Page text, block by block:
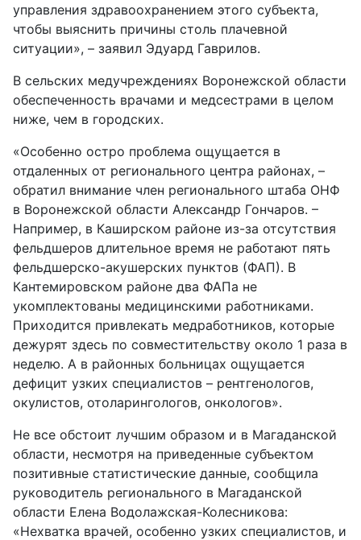
управления здравоохранением этого субъекта,
чтобы выяснить причины столь плачевной
ситуации», – заявил Эдуард Гаврилов.
В сельских медучреждениях Воронежской области
обеспеченность врачами и медсестрами в целом
ниже, чем в городских.
«Особенно остро проблема ощущается в
отдаленных от регионального центра районах, –
обратил внимание член регионального штаба ОНФ
в Воронежской области Александр Гончаров. –
Например, в Каширском районе из-за отсутствия
фельдшеров длительное время не работают пять
фельдшерско-акушерских пунктов (ФАП). В
Кантемировском районе два ФАПа не
укомплектованы медицинскими работниками.
Приходится привлекать медработников, которые
дежурят здесь по совместительству около 1 раза в
неделю. А в районных больницах ощущается
дефицит узких специалистов – рентгенологов,
окулистов, отоларингологов, онкологов».
Не все обстоит лучшим образом и в Магаданской
области, несмотря на приведенные субъектом
позитивные статистические данные, сообщила
руководитель регионального в Магаданской
области Елена Водолажская-Колесникова:
«Нехватка врачей, особенно узких специалистов, и